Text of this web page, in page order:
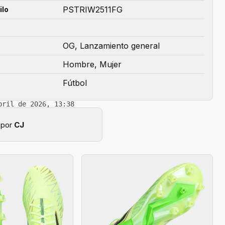
PSTRIW2511FG
OG, Lanzamiento general
Hombre, Mujer
Fútbol
de 2026, 13:38
CJ